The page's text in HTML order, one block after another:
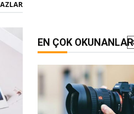
EN ÇOK OKUNANLAR